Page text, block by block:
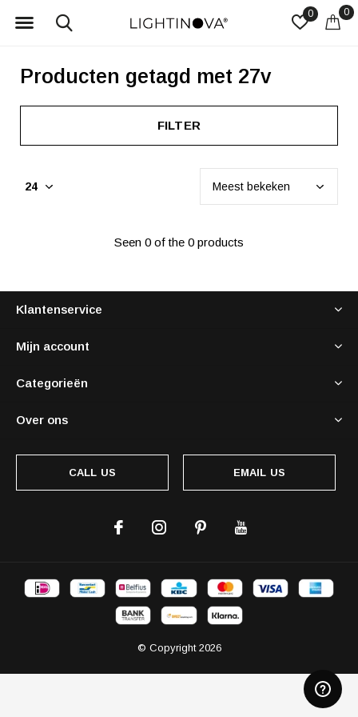
0 0
Producten getagd met 27v
FILTER
Seen 0 of the 0 products
Klantenservice
Mijn account
Categorieën
Over ons
CALL US EMAIL US
© Copyright 2026